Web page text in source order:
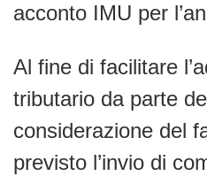
acconto IMU per
Al fine di facilitare
tributario da parte
considerazione del
previsto l’invio di